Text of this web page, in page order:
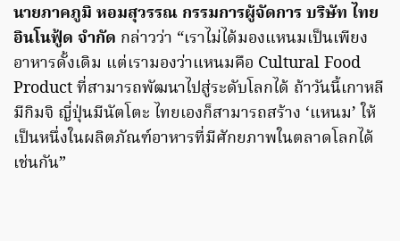
นายภาคภูมิ หอมสุวรรณ กรรมการผู้จัดการ บริษัท ไทย
อินโนฟู้ด จำกัด กล่าวว่า “เราไม่ได้มองแหนมเป็นเพียง
อาหารดั้งเดิม แต่เรามองว่าแหนมคือ Cultural Food
Product ที่สามารถพัฒนาไปสู่ระดับโลกได้ ถ้าวันนี้เกาหลี
มีกิมจิ ญี่ปุ่นมีนัตโตะ ไทยเองก็สามารถสร้าง ‘แหนม’ ให้
เป็นหนึ่งในผลิตภัณฑ์อาหารที่มีศักยภาพในตลาดโลกได้
เช่นกัน”